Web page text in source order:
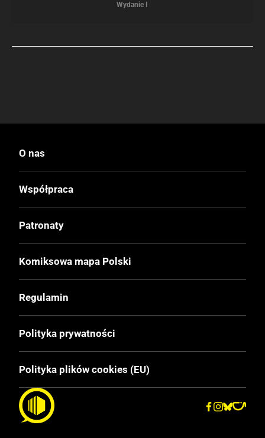
Wydanie I
O nas
Współpraca
Patronaty
Komiksowa mapa Polski
Regulamin
Polityka prywatności
Polityka plików cookies (EU)